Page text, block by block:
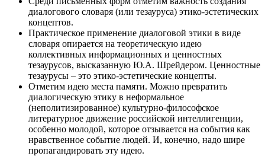
диалогового словаря (или тезауруса) этико-эстетических
концептов.
Практическое применение диалоговой этики в виде
словаря опирается на теоретическую идею
коллективных информационных и ценностных
тезаурусов, высказанную Ю.А. Шрейдером. Ценностные
тезаурусы – это этико-эстетические концепты.
Отметим идею места памяти. Можно превратить
диалогическую этику в неформальное
(неполитизированное) культурно-философское
литературное движение российской интеллигенции,
особенно молодой, которое отзывается на события как
нравственное событие людей. И, конечно, надо шире
пропагандировать эту идею.